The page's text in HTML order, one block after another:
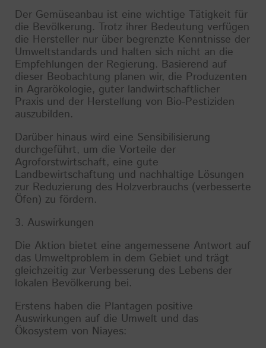
Der Gemüseanbau ist eine wichtige Tätigkeit für
die Bevölkerung. Trotz ihrer Bedeutung verfügen
die Hersteller nur über begrenzte Kenntnisse der
Umweltstandards und halten sich nicht an die
Empfehlungen der Regierung. Basierend auf
dieser Beobachtung planen wir, die Produzenten
in Agrarökologie, guter landwirtschaftlicher
Praxis und der Herstellung von Bio-Pestiziden
auszubilden.
Darüber hinaus wird eine Sensibilisierung
durchgeführt, um die Vorteile der
Agroforstwirtschaft, eine gute
Landbewirtschaftung und nachhaltige Lösungen
zur Reduzierung des Holzverbrauchs (verbesserte
Öfen) zu fördern.
3. Auswirkungen
Die Aktion bietet eine angemessene Antwort auf
das Umweltproblem in dem Gebiet und trägt
gleichzeitig zur Verbesserung des Lebens der
lokalen Bevölkerung bei.
Erstens haben die Plantagen positive
Auswirkungen auf die Umwelt und das
Ökosystem von Niayes: